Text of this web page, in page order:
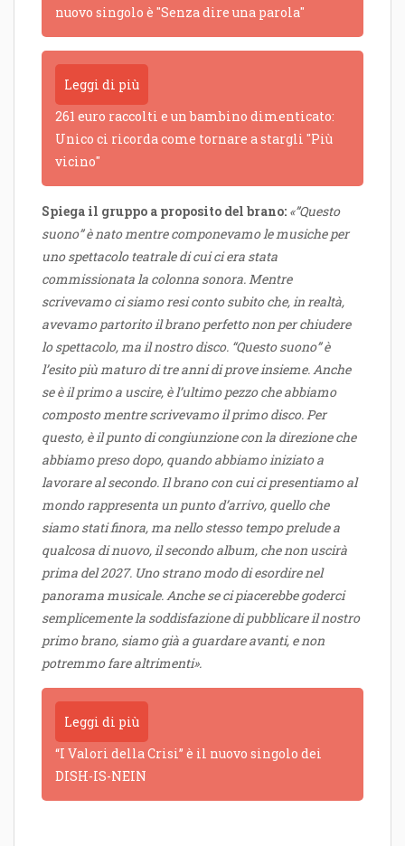
nuovo singolo è "Senza dire una parola"
Leggi di più
261 euro raccolti e un bambino dimenticato:
Unico ci ricorda come tornare a stargli "Più
vicino"
Spiega il gruppo a proposito del brano: «”Questo
suono” è nato mentre componevamo le musiche per
uno spettacolo teatrale di cui ci era stata
commissionata la colonna sonora. Mentre
scrivevamo ci siamo resi conto subito che, in realtà,
avevamo partorito il brano perfetto non per chiudere
lo spettacolo, ma il nostro disco. “Questo suono” è
l’esito più maturo di tre anni di prove insieme. Anche
se è il primo a uscire, è l’ultimo pezzo che abbiamo
composto mentre scrivevamo il primo disco. Per
questo, è il punto di congiunzione con la direzione che
abbiamo preso dopo, quando abbiamo iniziato a
lavorare al secondo. Il brano con cui ci presentiamo al
mondo rappresenta un punto d’arrivo, quello che
siamo stati finora, ma nello stesso tempo prelude a
qualcosa di nuovo, il secondo album, che non uscirà
prima del 2027. Uno strano modo di esordire nel
panorama musicale. Anche se ci piacerebbe goderci
semplicemente la soddisfazione di pubblicare il nostro
primo brano, siamo già a guardare avanti, e non
potremmo fare altrimenti».
Leggi di più
“I Valori della Crisi” è il nuovo singolo dei
DISH-IS-NEIN